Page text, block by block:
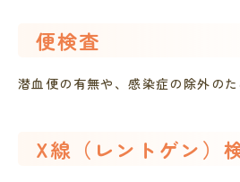
便検査
潜血便の有無や、感染症の除外のた
X線（レントゲン）